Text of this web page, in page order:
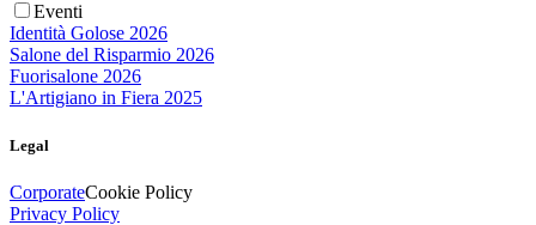
Eventi
Identità Golose 2026
Salone del Risparmio 2026
Fuorisalone 2026
L'Artigiano in Fiera 2025
Legal
CorporateCookie Policy
Privacy Policy